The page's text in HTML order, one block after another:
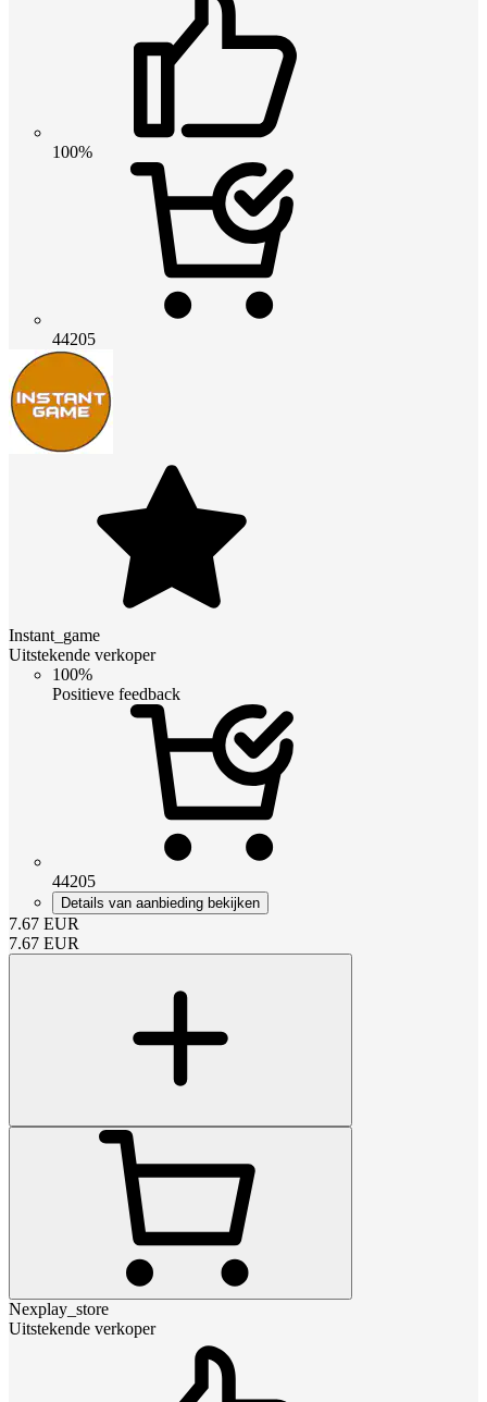
100%
44205
Instant_game
Uitstekende verkoper
100%
Positieve feedback
44205
Details van aanbieding bekijken
7.67 EUR
7.67 EUR
Nexplay_store
Uitstekende verkoper